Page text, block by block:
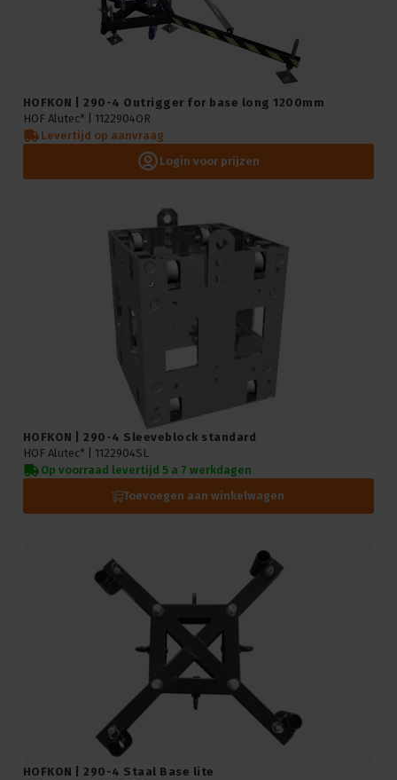
HOFKON | 290-4 Outrigger for base long 1200mm
HOF Alutec* | 1122904OR
Levertijd op aanvraag
Login voor prijzen
HOFKON | 290-4 Sleeveblock standard
HOF Alutec* | 1122904SL
Op voorraad levertijd 5 a 7 werkdagen
Toevoegen aan winkelwagen
HOFKON | 290-4 Staal Base lite